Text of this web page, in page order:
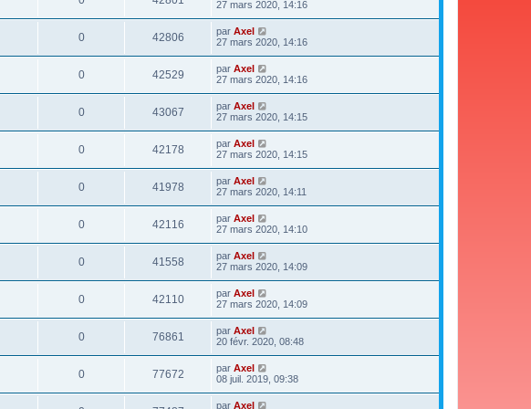
27 mars 2020, 14:16
0 42806 par Axel
27 mars 2020, 14:16
0 42529 par Axel
27 mars 2020, 14:16
0 43067 par Axel
27 mars 2020, 14:15
0 42178 par Axel
27 mars 2020, 14:15
0 41978 par Axel
27 mars 2020, 14:11
0 42116 par Axel
27 mars 2020, 14:10
0 41558 par Axel
27 mars 2020, 14:09
0 42110 par Axel
27 mars 2020, 14:09
0 76861 par Axel
20 févr. 2020, 08:48
0 77672 par Axel
08 juil. 2019, 09:38
par Axel